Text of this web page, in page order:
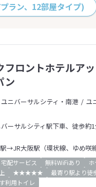
ラン、12部屋タイプ)
フロントホテルア
ン
ユニバーサルシティ・南港
ユ
ーサルシティ駅下車、徒歩約
→JR大阪駅（環状線、ゆめ咲
宅配サービス 無料WiFiあり
★★★★★
最寄り駅より徒
利用トイレ